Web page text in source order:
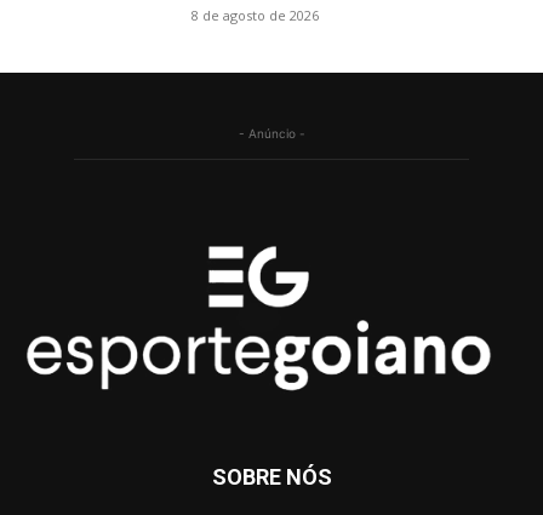
8 de agosto de 2026
- Anúncio -
SOBRE NÓS